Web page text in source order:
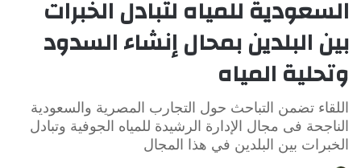
السعودية للمياه لتبادل الخبرات
بين البلدين بمحال إنشاء السدود
وتحلية المياه
اللقاء تضمن التباحث حول التجارب المصرية والسعودية
الناجحة فى مجال الإدارة الرشيدة للمياه الجوفية وتبادل
الخبرات بين البلدين في هذا المجال